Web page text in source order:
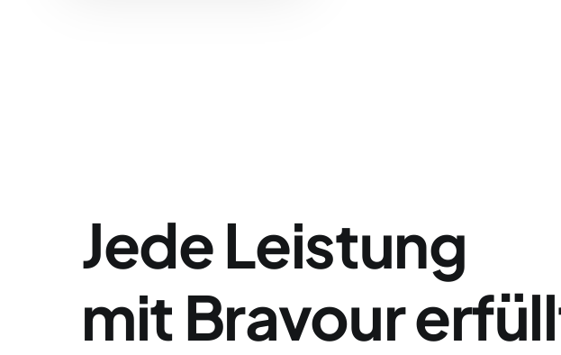
Jede Leistung
mit Bravour